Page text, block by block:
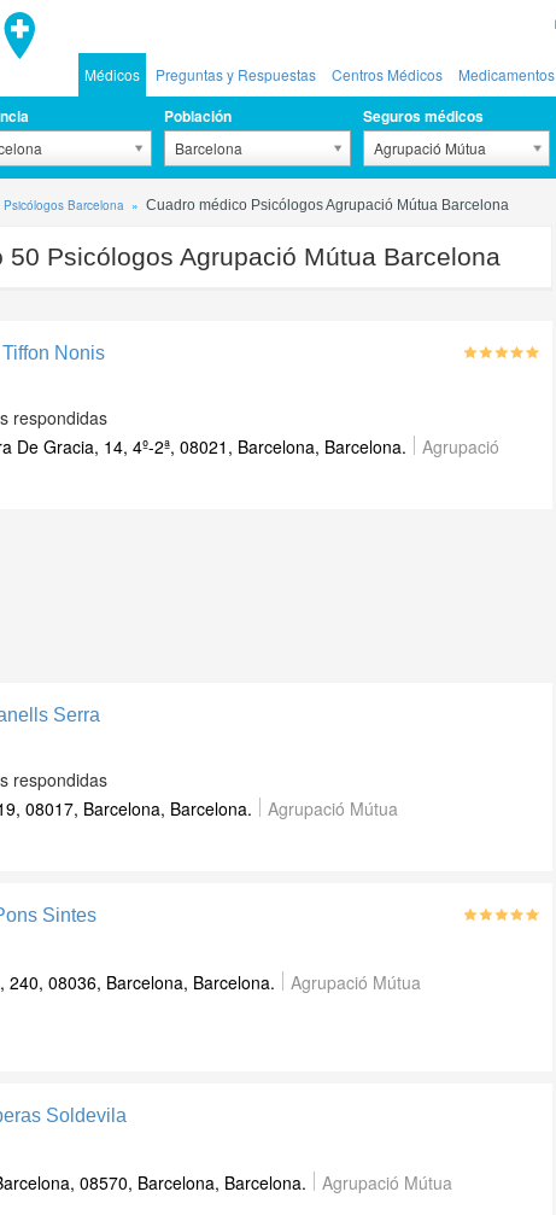
Médicos Preguntas y Respuestas Centros Médicos Medicamentos
Población
Barcelona
Seguros médicos
Agrupació Mútua
Psicólogos Barcelona Cuadro médico Psicólogos Agrupació Mútua Barcelona
50 Psicólogos Agrupació Mútua Barcelona
Nonis
respondidas
De Gracia, 14, 4º-2ª, 08021, Barcelona, Barcelona.
Agrupació
Serra
respondidas
08017, Barcelona, Barcelona.
Agrupació Mútua
Sintes
240, 08036, Barcelona, Barcelona. Agrupació Mútua
Soldevila
08570, Barcelona, Barcelona. Agrupació Mútua